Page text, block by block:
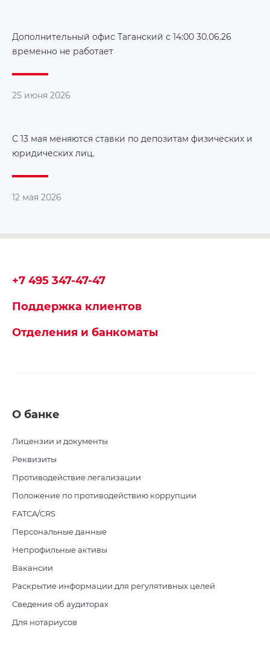
Дополнительный офис Таганский с 14:00 30.06.26
временно не работает
25 июня 2026
С 13 мая меняются ставки по депозитам физических и
юридических лиц.
12 мая 2026
+7 495 347-47-47
Поддержка клиентов
Отделения и банкоматы
О банке
Лицензии и документы
Реквизиты
Противодействие легализации
Положение по противодействию коррупции
FATCA/CRS
Персональные данные
Непрофильные активы
Вакансии
Раскрытие информации для регулятивных целей
Сведения об аудиторах
Для нотариусов